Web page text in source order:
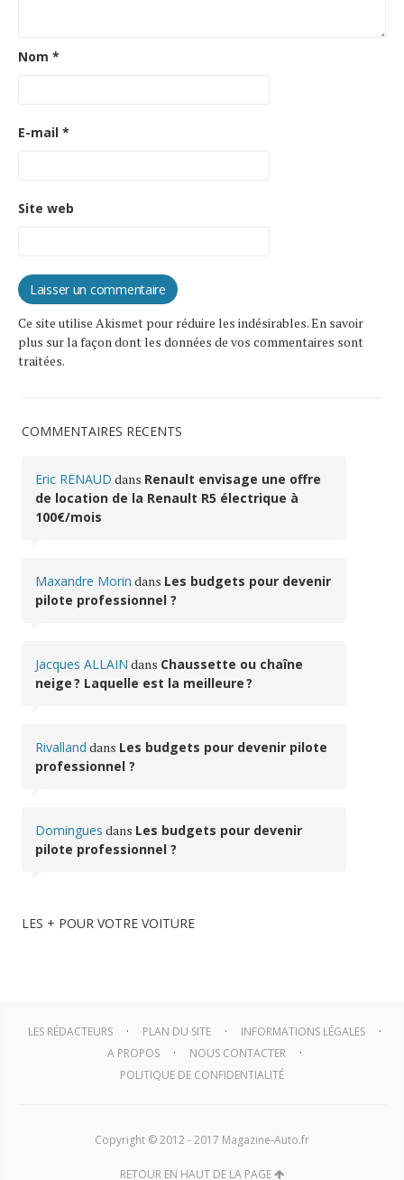
Nom *
E-mail *
Site web
Ce site utilise Akismet pour réduire les indésirables.En savoir
plus sur la façon dont les données de vos commentaires sont
traitées.
COMMENTAIRES RÉCENTS
Eric RENAUD dans Renault envisage une offre
de location de la Renault R5 électrique à
100€/mois
Maxandre Morin dans Les budgets pour devenir
pilote professionnel ?
Jacques ALLAIN dans Chaussette ou chaîne
neige ? Laquelle est la meilleure ?
Rivalland dans Les budgets pour devenir pilote
professionnel ?
Domingues dans Les budgets pour devenir
pilote professionnel ?
LES + POUR VOTRE VOITURE
LES RÉDACTEURS PLAN DU SITE
INFORMATIONS LÉGALES
A PROPOS
NOUS CONTACTER
POLITIQUE DE CONFIDENTIALITÉ
Copyright © 2012 - 2017 Magazine-Auto.fr
RETOUR EN HAUT DE LA PAGE